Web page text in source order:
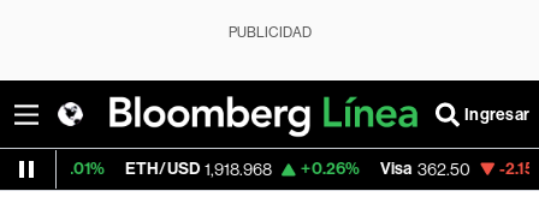
PUBLICIDAD
Ingresar
ETH/USD 1,918.968 +0.26% Visa 362.50 -2.15%